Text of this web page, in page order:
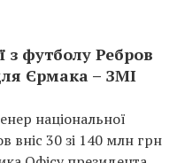
з футболу Ребров
Єрмака – ЗМІ
національної
вніс 30 зі 140 млн грн